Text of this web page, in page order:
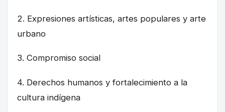
2. Expresiones artísticas, artes populares y arte
urbano
3. Compromiso social
4. Derechos humanos y fortalecimiento a la
cultura indígena